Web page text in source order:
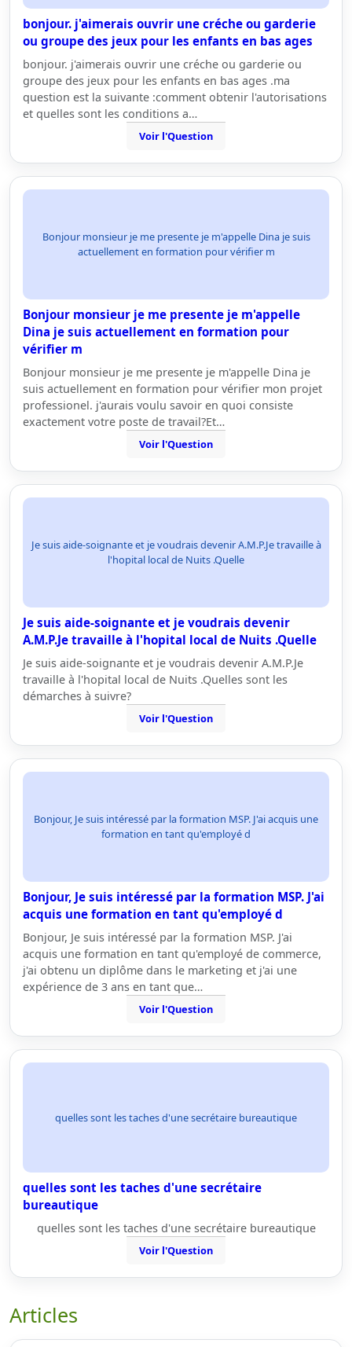
bonjour. j'aimerais ouvrir une créche ou garderie
ou groupe des jeux pour les enfants en bas ages
bonjour. j'aimerais ouvrir une créche ou garderie ou
groupe des jeux pour les enfants en bas ages .ma
question est la suivante :comment obtenir l'autorisations
et quelles sont les conditions a…
Voir l'Question
Bonjour monsieur je me presente je m'appelle Dina je suis
actuellement en formation pour vérifier m
Bonjour monsieur je me presente je m'appelle
Dina je suis actuellement en formation pour
vérifier m
Bonjour monsieur je me presente je m'appelle Dina je
suis actuellement en formation pour vérifier mon projet
professionel. j'aurais voulu savoir en quoi consiste
exactement votre poste de travail?Et…
Voir l'Question
Je suis aide-soignante et je voudrais devenir A.M.P.Je travaille à
l'hopital local de Nuits .Quelle
Je suis aide-soignante et je voudrais devenir
A.M.P.Je travaille à l'hopital local de Nuits .Quelle
Je suis aide-soignante et je voudrais devenir A.M.P.Je
travaille à l'hopital local de Nuits .Quelles sont les
démarches à suivre?
Voir l'Question
Bonjour, Je suis intéressé par la formation MSP. J'ai acquis une
formation en tant qu'employé d
Bonjour, Je suis intéressé par la formation MSP. J'ai
acquis une formation en tant qu'employé d
Bonjour, Je suis intéressé par la formation MSP. J'ai
acquis une formation en tant qu'employé de commerce,
j'ai obtenu un diplôme dans le marketing et j'ai une
expérience de 3 ans en tant que…
Voir l'Question
quelles sont les taches d'une secrétaire bureautique
quelles sont les taches d'une secrétaire
bureautique
quelles sont les taches d'une secrétaire bureautique
Voir l'Question
Articles